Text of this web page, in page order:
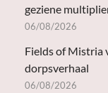
geziene
06/08/2026
Fields of Mistria
dorpsverhaal
06/08/2026